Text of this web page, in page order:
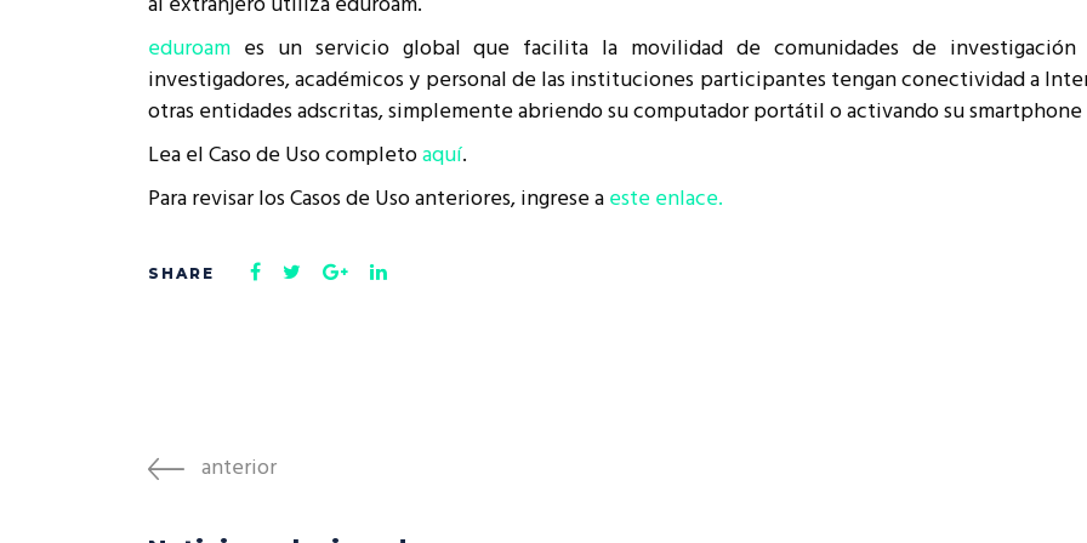
Cumplimiento Legal
Cómo integrarse a REUNA
eduroam es un servicio global que facilita la movilidad de comunidades de
investigadores, académicos y personal de las instituciones participantes tengan conectividad a
otras entidades adscritas, simplemente abriendo su computador portátil o activando su
Lea el Caso de Uso completoaquí.
Para revisar los Casos de Uso anteriores, ingrese aeste enlace.
anterior